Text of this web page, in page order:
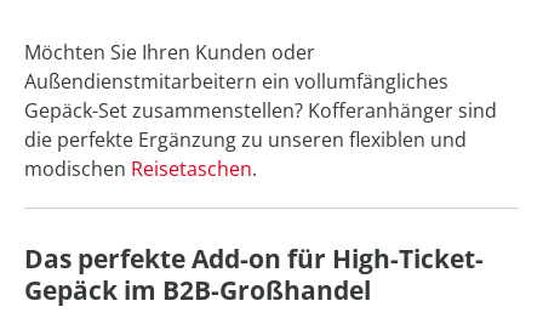
Möchten Sie Ihren Kunden oder
Außendienstmitarbeitern ein vollumfängliches
Gepäck-Set zusammenstellen? Kofferanhänger sind
die perfekte Ergänzung zu unseren flexiblen und
modischen Reisetaschen.
Das perfekte Add-on für High-Ticket-
Gepäck im B2B-Großhandel